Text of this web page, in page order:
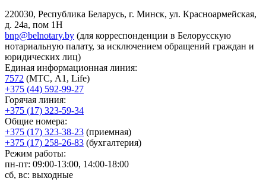
220030, Республика Беларусь, г. Минск, ул. Красноармейская,
д. 24а, пом 1Н
bnp@belnotary.by (для корреспонденции в Белорусскую
нотариальную палату, за исключением обращений граждан и
юридических лиц)
Единая информационная линия:
7572 (МТС, A1, Life)
+375 (44) 592-99-27
Горячая линия:
+375 (17) 323-59-34
Общие номера:
+375 (17) 323-38-23 (приемная)
+375 (17) 258-26-83 (бухгалтерия)
Режим работы:
пн-пт: 09:00-13:00, 14:00-18:00
сб, вс: выходные